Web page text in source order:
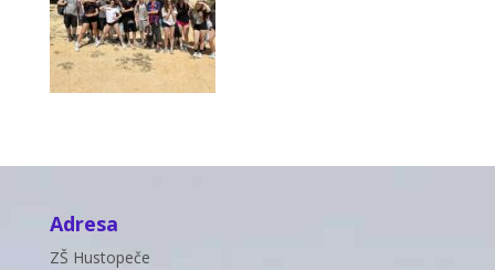
Adresa
ZŠ Hustopeče